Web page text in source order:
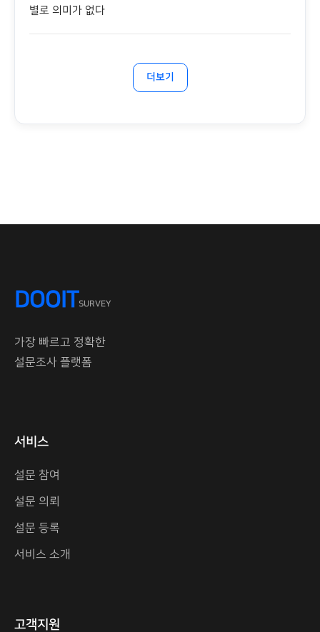
별로 의미가 없다
더보기
DOOITSURVEY
가장 빠르고 정확한
설문조사 플랫폼
서비스
설문 참여
설문 의뢰
설문 등록
서비스 소개
고객지원